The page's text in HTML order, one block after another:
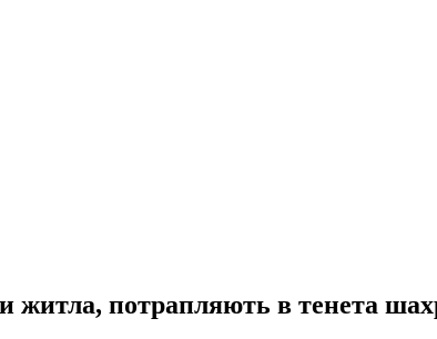
житла, потрапляють в тенета